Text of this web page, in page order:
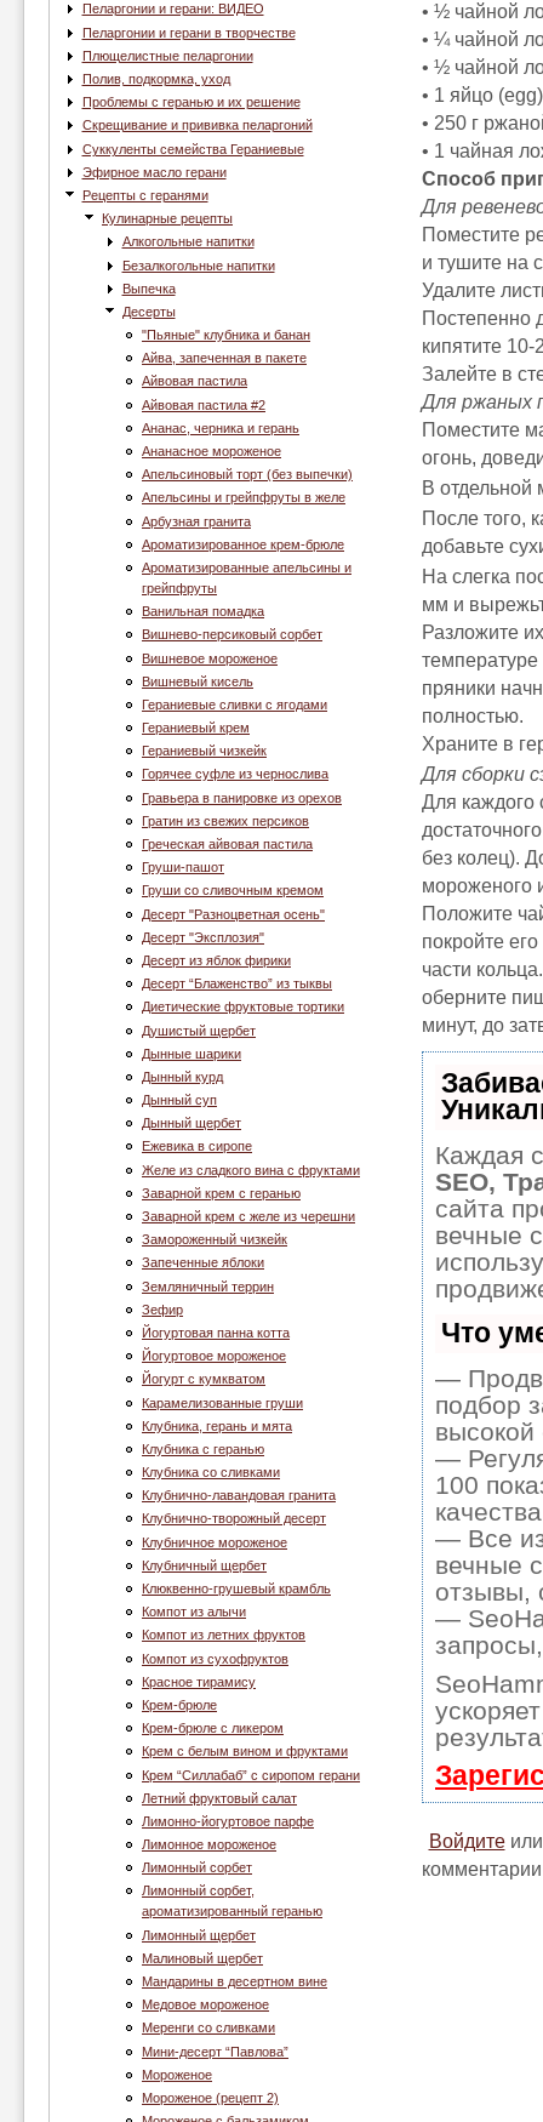
Пеларгонии и герани: ВИДЕО
Пеларгонии и герани в творчестве
Плющелистные пеларгонии
Полив, подкормка, уход
Проблемы с геранью и их решение
Скрещивание и прививка пеларгоний
Суккуленты семейства Гераниевые
Эфирное масло герани
Рецепты с геранями
Кулинарные рецепты
Алкогольные напитки
Безалкогольные напитки
Выпечка
Десерты
"Пьяные" клубника и банан
Айва, запеченная в пакете
Айвовая пастила
Айвовая пастила #2
Ананас, черника и герань
Ананасное мороженое
Апельсиновый торт (без выпечки)
Апельсины и грейпфруты в желе
Арбузная гранита
Ароматизированное крем-брюле
Ароматизированные апельсины и
грейпфруты
Ванильная помадка
Вишнево-персиковый сорбет
Вишневое мороженое
Вишневый кисель
Гераниевые сливки с ягодами
Гераниевый крем
Гераниевый чизкейк
Горячее суфле из чернослива
Гравьера в панировке из орехов
Гратин из свежих персиков
Греческая айвовая пастила
Груши-пашот
Груши со сливочным кремом
Десерт "Разноцветная осень"
Десерт "Эксплозия"
Десерт из яблок фирики
Десерт “Блаженство” из тыквы
Диетические фруктовые тортики
Душистый щербет
Дынные шарики
Дынный курд
Дынный суп
Дынный щербет
Ежевика в сиропе
Желе из сладкого вина с фруктами
Заварной крем с геранью
Заварной крем с желе из черешни
Замороженный чизкейк
Запеченные яблоки
Земляничный террин
Зефир
Йогуртовая панна котта
Йогуртовое мороженое
Йогурт с кумкватом
Карамелизованные груши
Клубника, герань и мята
Клубника c геранью
Клубника со сливками
Клубнично-лавандовая гранита
Клубнично-творожный десерт
Клубничное мороженое
Клубничный щербет
Клюквенно-грушевый крамбль
Компот из алычи
Компот из летних фруктов
Компот из сухофруктов
Красное тирамису
Крем-брюле
Крем-брюле с ликером
Крем с белым вином и фруктами
Крем “Cиллабаб” с сиропом герани
Летний фруктовый салат
Лимонно-йогуртовое парфе
Лимонное мороженое
Лимонный сорбет
Лимонный сорбет,
ароматизированный геранью
Лимонный щербет
Малиновый щербет
Мандарины в десертном вине
Медовое мороженое
Меренги со сливками
Мини-десерт “Павлова”
Мороженое
Мороженое (рецепт 2)
• ½ чайной
• ¼ чайной
• ½ чайной
• 1 яйцо
• 250 г
• 1 чайная
Способ
Для
Поместите
и тушите на
Удалите
Постепенно
кипятите 10-
Залейте в
Для ржаных
Поместите
огонь,
В отдельной
После того,
добавьте
На слегка
мм и
Разложите
температуре
пряники
полностью.
Храните в
Для сборки
Для каждого
без колец).
мороженого
Положите
покройте
части
оберните
минут, до
Каждая
SEO,
сайта
вечные
Что
—
подбор
высокой
—
100
— Все
вечные
отзывы,
—
Войдите
комментарии